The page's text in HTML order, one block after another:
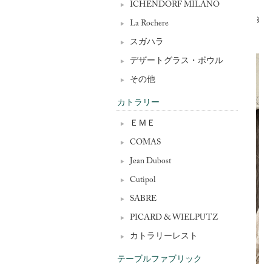
ICHENDORF MILANO
La Rochere
スガハラ
デザートグラス・ボウル
その他
カトラリー
ＥＭＥ
COMAS
Jean Dubost
Cutipol
SABRE
PICARD & WIELPUTZ
カトラリーレスト
テーブルファブリック